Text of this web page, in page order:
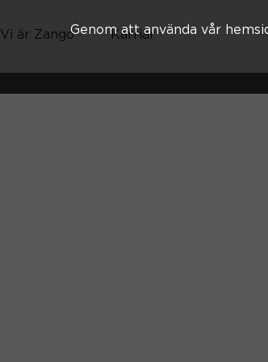
Genom att använda vår
Vi är Zango Karriär